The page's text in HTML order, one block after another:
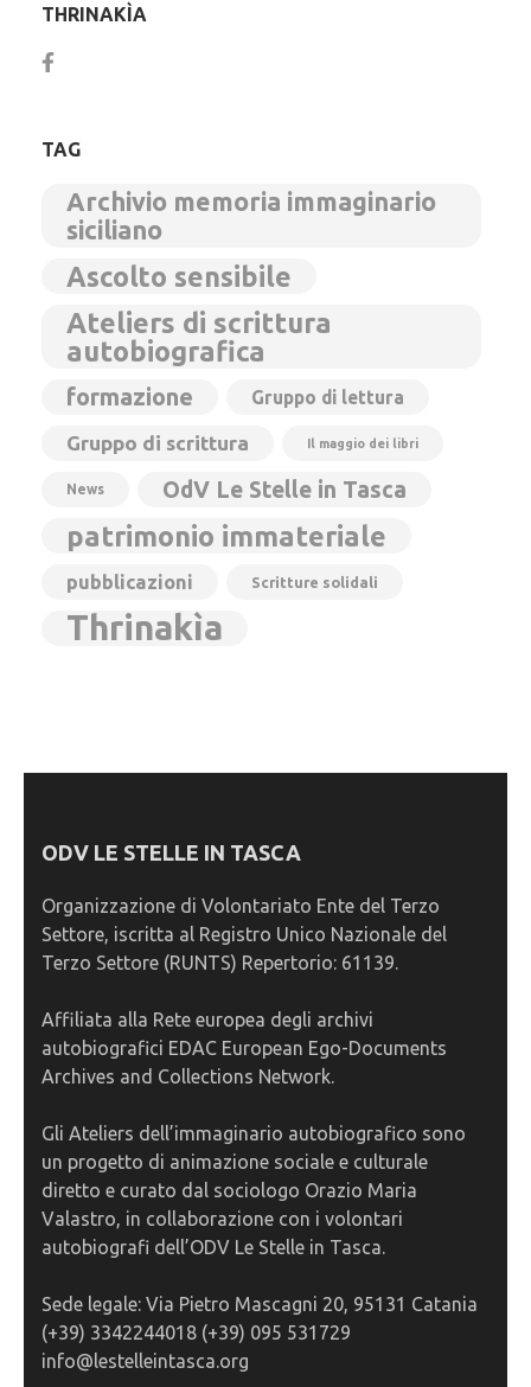
THRINAKÌA
TAG
Archivio memoria immaginario
siciliano
Ascolto sensibile
Ateliers di scrittura
autobiografica
formazione Gruppo di lettura
Gruppo di scrittura Il maggio dei libri
News OdV Le Stelle in Tasca
patrimonio immateriale
pubblicazioni Scritture solidali
Thrinakìa
ODV LE STELLE IN TASCA
Organizzazione di Volontariato Ente del Terzo
Settore, iscritta al Registro Unico Nazionale del
Terzo Settore (RUNTS) Repertorio: 61139.
Affiliata alla Rete europea degli archivi
autobiografici EDAC European Ego-Documents
Archives and Collections Network.
Gli Ateliers dell’immaginario autobiografico sono
un progetto di animazione sociale e culturale
diretto e curato dal sociologo Orazio Maria
Valastro, in collaborazione con i volontari
autobiografi dell’ODV Le Stelle in Tasca.
Sede legale: Via Pietro Mascagni 20, 95131 Catania
(+39) 3342244018 (+39) 095 531729
info@lestelleintasca.org